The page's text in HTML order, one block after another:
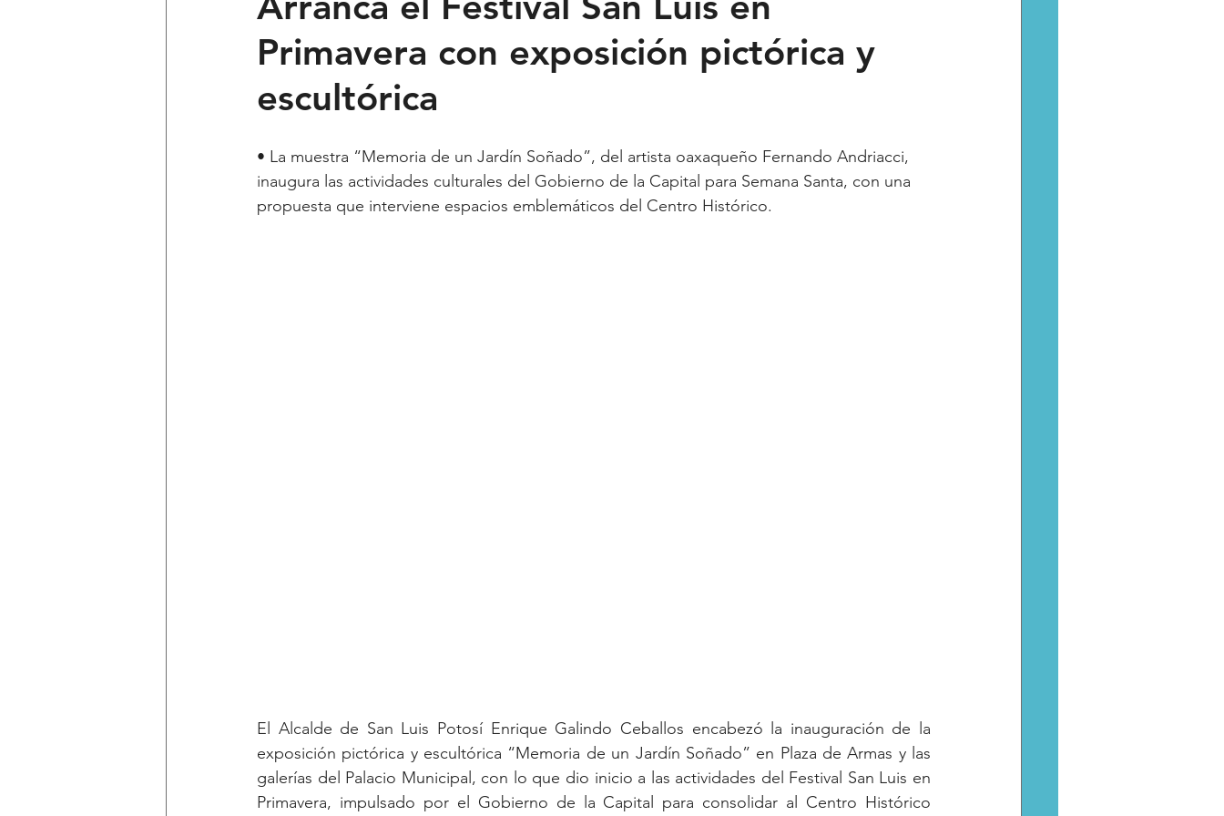
Ciencia y Tecnología Voces Feministas Pequeño País Fusión Juega como niña Catarsis
Lo Personal es Jurídico destacadas captura critica
Primavera con exposición pictórica y
escultórica
• La muestra “Memoria de un Jardín Soñado”, del artista oaxaqueño Fernando Andriacci,
inaugura las actividades culturales del Gobierno de la Capital para Semana Santa, con una
propuesta que interviene espacios emblemáticos del Centro Histórico.
El Alcalde de San Luis Potosí Enrique Galindo Ceballos encabezó la inauguración de la
exposición pictórica y escultórica “Memoria de un Jardín Soñado” en Plaza de Armas y las
galerías del Palacio Municipal, con lo que dio inicio a las actividades del Festival San Luis en
Primavera, impulsado por el Gobierno de la Capital para consolidar al Centro Histórico